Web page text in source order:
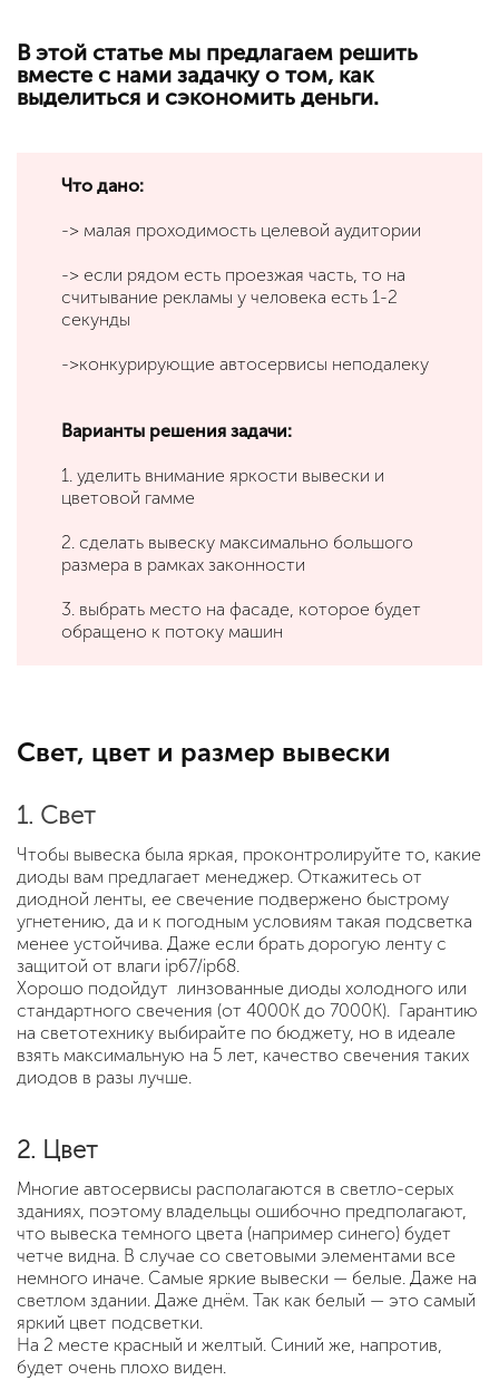
В этой статье мы предлагаем решить
вместе с нами задачку о том, как
выделиться и сэкономить деньги.
Что дано:
-> малая проходимость целевой аудитории
-> если рядом есть проезжая часть, то на
считывание рекламы у человека есть 1-2
секунды
->конкурирующие автосервисы неподалеку
Варианты решения задачи:
1. уделить внимание яркости вывески и
цветовой гамме
2. сделать вывеску максимально большого
размера в рамках законности
3. выбрать место на фасаде, которое будет
обращено к потоку машин
Свет, цвет и размер вывески
1. Свет
Чтобы вывеска была яркая, проконтролируйте то, какие
диоды вам предлагает менеджер. Откажитесь от
диодной ленты, ее свечение подвержено быстрому
угнетению, да и к погодным условиям такая подсветка
менее устойчива. Даже если брать дорогую ленту с
защитой от влаги ip67/ip68.
Хорошо подойдут линзованные диоды холодного или
стандартного свечения (от 4000К до 7000К). Гарантию
на светотехнику выбирайте по бюджету, но в идеале
взять максимальную на 5 лет, качество свечения таких
диодов в разы лучше.
2. Цвет
Многие автосервисы располагаются в светло-серых
зданиях, поэтому владельцы ошибочно предполагают,
что вывеска темного цвета (например синего) будет
четче видна. В случае со световыми элементами все
немного иначе. Самые яркие вывески — белые. Даже на
светлом здании. Даже днём. Так как белый — это самый
яркий цвет подсветки.
На 2 месте красный и желтый. Синий же, напротив,
будет очень плохо виден.